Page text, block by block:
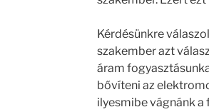
Kérdésünkre
szakember azt
áram
bővíteni az
ilyesmibe vágnánk a